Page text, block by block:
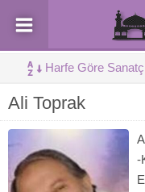
Harfe Göre
Ali Toprak
-